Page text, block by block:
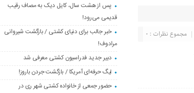
مجموع نظرات : 0
پس از هشت سال، کایل دیک به مصاف رقیب
قدیمی می‌رود!
خبر جالب برای دنیای کشتی / بازگشت شیروانی
مرادوف!
دبیر جدید فدراسیون کشتی معرفی شد
لیگ حرفه‌ای آمریکا / بازگشت جردن باروز!
حضور جمعی از خانواده کشتی شهر ری در